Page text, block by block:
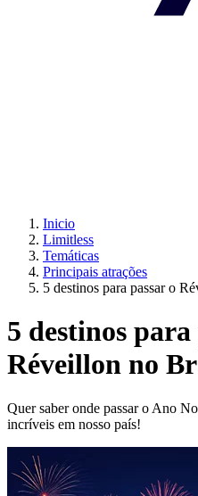
Inicio
Limitless
Temáticas
Principais atrações
5 destinos para passar o
5 destinos para
Réveillon no
Quer saber onde passar o Ano
incríveis em nosso país!